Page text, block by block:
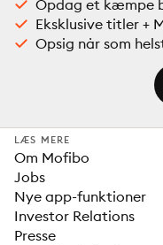
Opdag et kæmpe
Eksklusive titler +
Opsig når som
LÆS MERE
Om Mofibo
Jobs
Nye app-funktioner
Investor Relations
Presse